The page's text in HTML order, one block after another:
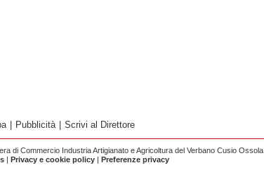
Pubblicità Scrivi al Direttore
di Commercio Industria Artigianato e Agricoltura del Verbano Cusio Ossola
| Privacy e cookie policy| Preferenze privacy